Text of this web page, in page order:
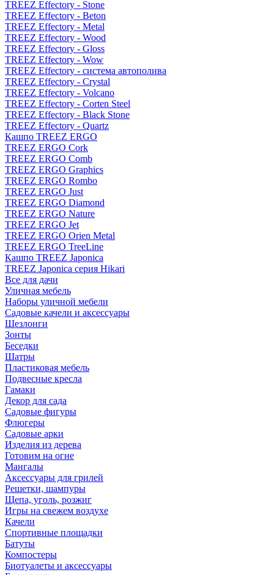
TREEZ Effectory - Stone
TREEZ Effectory - Beton
TREEZ Effectory - Metal
TREEZ Effectory - Wood
TREEZ Effectory - Gloss
TREEZ Effectory - Wow
TREEZ Effectory - система автополива
TREEZ Effectory - Crystal
TREEZ Effectory - Volcano
TREEZ Effectory - Corten Steel
TREEZ Effectory - Black Stone
TREEZ Effectory - Quartz
Кашпо TREEZ ERGO
TREEZ ERGO Cork
TREEZ ERGO Comb
TREEZ ERGO Graphics
TREEZ ERGO Rombo
TREEZ ERGO Just
TREEZ ERGO Diamond
TREEZ ERGO Nature
TREEZ ERGO Jet
TREEZ ERGO Orien Metal
TREEZ ERGO TreeLine
Кашпо TREEZ Japonica
TREEZ Japonica серия Hikari
Все для дачи
Уличная мебель
Наборы уличной мебели
Садовые качели и аксессуары
Шезлонги
Зонты
Беседки
Шатры
Пластиковая мебель
Подвесные кресла
Гамаки
Декор для сада
Садовые фигуры
Флюгеры
Садовые арки
Изделия из дерева
Готовим на огне
Мангалы
Аксессуары для грилей
Решетки, шампуры
Щепа, уголь, розжиг
Игры на свежем воздухе
Качели
Спортивные площадки
Батуты
Компостеры
Биотуалеты и аксессуары